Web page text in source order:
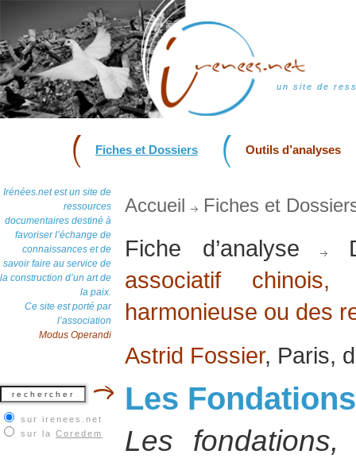
un site de
Fiches et Dossiers Outils d’analyses
Irénées.net est un site de
ressources
documentaires destiné à
favoriser l’échange de
connaissances et de
savoir faire au service de
la construction d’un art de
la paix.
Ce site est porté par
l’association
Modus Operandi
sur irenees.net
sur la Coredem
Accueil Fiches et
Fiche d’analyse
associatif
harmonieuse ou des
Astrid Fossier, Paris,
Les
Les